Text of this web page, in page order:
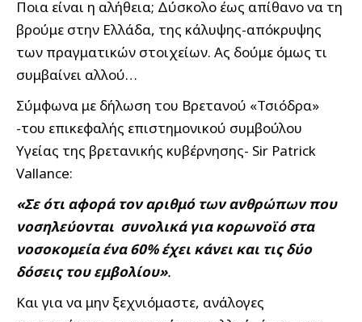
Ποια είναι η αλήθεια; Δύσκολο έως απίθανο να τη
βρούμε στην Ελλάδα, της κάλυψης-απόκρυψης
των πραγματικών στοιχείων. Ας δούμε όμως τι
συμβαίνει αλλού…
Σύμφωνα με δήλωση του Βρετανού «Τσιόδρα»
-του επικεφαλής επιστημονικού συμβούλου
Υγείας της βρετανικής κυβέρνησης- Sir Patrick
Vallance:
«Σε ότι αφορά τον αριθμό των ανθρώπων που
νοσηλεύονται συνολικά για κορωνοϊό στα
νοσοκομεία ένα 60% έχει κάνει και τις δύο
δόσεις του εμβολίου».
Και για να μην ξεχνιόμαστε, ανάλογες